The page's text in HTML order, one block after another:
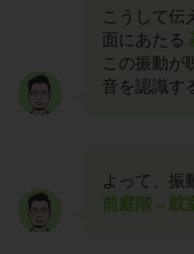
こうして伝
面にあたる
この振動が
音を認識す
よって、振
前庭階→鼓